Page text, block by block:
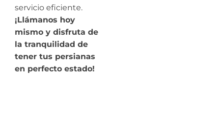
servicio eficiente.
¡Llámanos hoy
mismo y disfruta de
la tranquilidad de
tener tus persianas
en perfecto estado!